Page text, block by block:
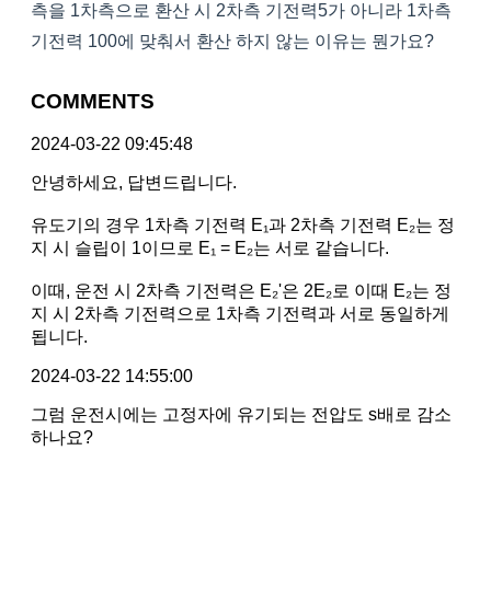
측을 1차측으로 환산 시 2차측 기전력5가 아니라 1차측
기전력 100에 맞춰서 환산 하지 않는 이유는 뭔가요?
COMMENTS
2024-03-22 09:45:48
안녕하세요, 답변드립니다.
유도기의 경우 1차측 기전력 E₁과 2차측 기전력 E₂는 정
지 시 슬립이 1이므로 E₁ = E₂는 서로 같습니다.
이때, 운전 시 2차측 기전력은 E₂'은 2E₂로 이때 E₂는 정
지 시 2차측 기전력으로 1차측 기전력과 서로 동일하게
됩니다.
2024-03-22 14:55:00
그럼 운전시에는 고정자에 유기되는 전압도 s배로 감소
하나요?